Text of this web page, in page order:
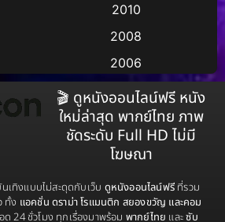
Story สร้างจากเรื่องจริง(3)
True Story เรื่องจริง(38)
True Story เรื่องจริง(67)
on Novel(16)
2010
2008
2006
2004
2002
2000
1996
🎬 ดูหนังออนไลน์ฟรี หนัง
ใหม่ล่าสุด พากย์ไทย ภาพ
ชัดระดับ Full HD ไม่มี
โฆษณา
เทิงแบบไม่สะดุดกับเว็บ ดูหนังออนไลน์ฟรีที่รวม
ทั้ง แอคชั่น ดราม่า โรแมนติก สยองขวัญ และคอม
24 ชั่วโมง ทุกเรื่องมาพร้อม พากย์ไทย และซับ